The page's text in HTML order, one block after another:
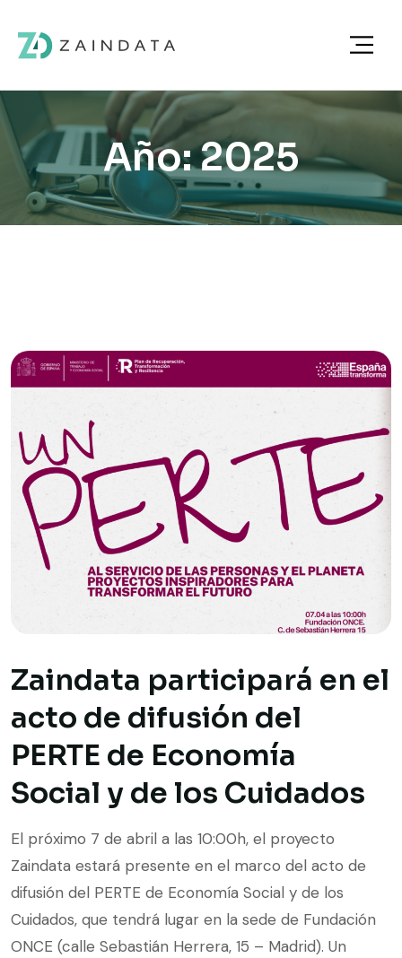
Año: 2025
Zaindata participará en el
acto de difusión del
PERTE de Economía
Social y de los Cuidados
El próximo 7 de abril a las 10:00h, el proyecto
Zaindata estará presente en el marco del acto de
difusión del PERTE de Economía Social y de los
Cuidados, que tendrá lugar en la sede de Fundación
ONCE (calle Sebastián Herrera, 15 – Madrid). Un